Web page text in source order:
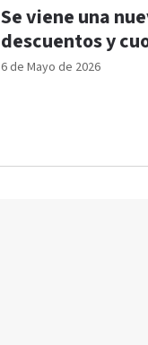
6 de Mayo de 2026
Se viene una
descuentos y